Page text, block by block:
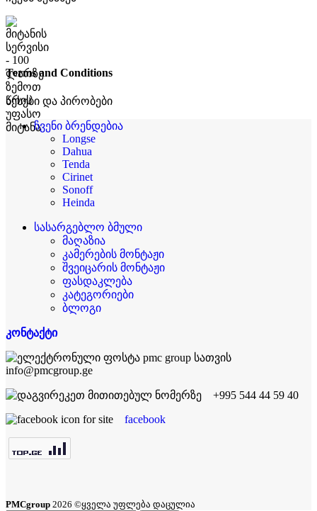
Terms and Conditions
წესები და პირობები
ჩვენი ბრენდებია
Longse
Dahua
Tenda
Cirinet
Sonoff
Heinda
სასარგებლო ბმული
მაღაზია
კამერების მონტაჟი
შვეიცარის მონტაჟი
ფასდაკლება
კატეგორიები
ბლოგი
კონტაქტი
info@pmcgroup.ge
+995 544 44 59 40
facebook
PMCgroup 2026 ©ყველა უფლება დაცულია